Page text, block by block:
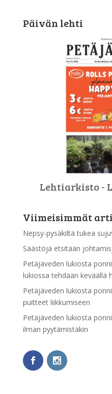
Päivän lehti
Lehtiarkisto -
Viimeisimmät
Nepsy-pysäkiltä tukea
Säästöjä etsitään
Petäjäveden lukiosta
lukiossa tehdään keväällä
Petäjäveden lukiosta
puitteet liikkumiseen
Petäjäveden lukiosta
ilman pyytämistäkin